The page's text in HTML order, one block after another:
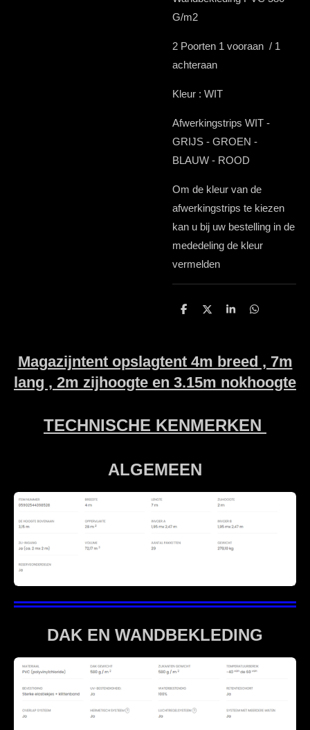
G/m2
2 Poorten 1 vooraan / 1
achteraan
Kleur : WIT
Afwerkingstrips WIT -
GRIJS - GROEN -
BLAUW - ROOD
Om de kleur van de
afwerkingstrips te kiezen
kan u bij uw bestelling in de
mededeling de kleur
vermelden
D
n
D
S
D
n
Magazijntent opslagtent 4m breed , 7m
lang , 2m zijhoogte en 3.15m nokhoogte
TECHNISCHE KENMERKEN
ALGEMEEN
DAK EN WANDBEKLEDING